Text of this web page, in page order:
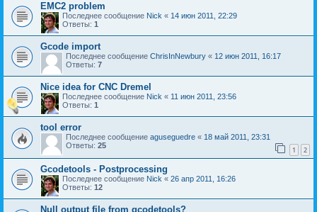
EMC2 problem
Последнее сообщение Nick « 14 июн 2011, 22:29
Ответы: 1
Gcode import
Последнее сообщение ChrisInNewbury « 12 июн 2011, 16:17
Ответы: 7
Nice idea for CNC Dremel
Последнее сообщение Nick « 11 июн 2011, 23:56
Ответы: 1
tool error
Последнее сообщение aguseguedre « 18 май 2011, 23:31
Ответы: 25 1 2
Gcodetools - Postprocessing
Последнее сообщение Nick « 26 апр 2011, 16:26
Ответы: 12
Null output file from gcodetools?